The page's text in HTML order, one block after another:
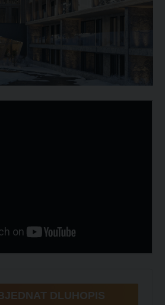
DLUHOPIS